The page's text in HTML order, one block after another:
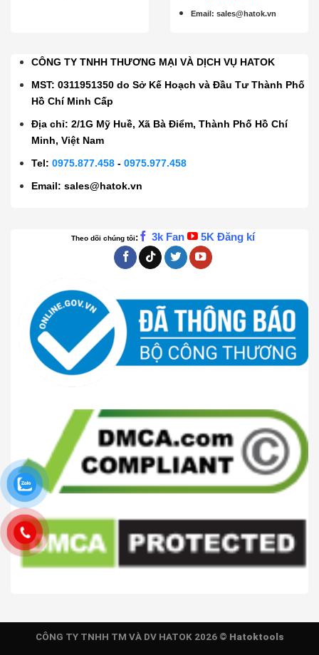
Email:sales@hatok.vn
CÔNG TY TNHH THƯƠNG MẠI VÀ DỊCH VỤ HATOK
MST: 0311951350 do Sở Kế Hoạch và Đầu Tư Thành Phố
Hồ Chí Minh Cấp
Địa chỉ: 2/1G Mỹ Huề, Xã Bà Điểm, Thành Phố Hồ Chí
Minh, Việt Nam
Tel:0975.877.458 -0975.977.458
Email:sales@hatok.vn
Theo dõi chúng tôi: 3k Fan 5K Đăng kí
CÔNG TY TNHH TM VÀ DV HATOK 2026 © Hatoktools